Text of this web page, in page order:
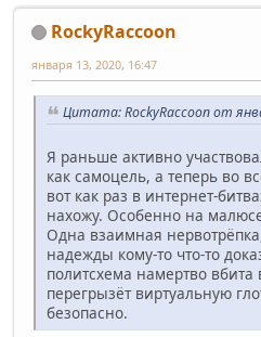
RockyRaccoon
января 13, 2020, 16:47
Цитата: RockyRaccoon от
Я раньше активно
как самоцель, а теперь во
вот как раз в интернет-
нахожу. Особенно на
Одна взаимная
надежды кому-то что-то
политсхема намертво вбита
перегрызёт виртуальную
безопасно.